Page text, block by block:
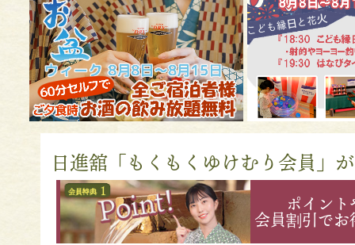
日進舘「もくもくゆけむり会員」
ポイント
会員割引でお